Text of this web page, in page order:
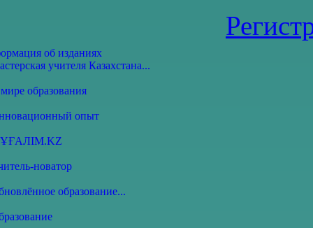
об изданиях
учителя Казахстана...
образования
опыт
новатор
образование...